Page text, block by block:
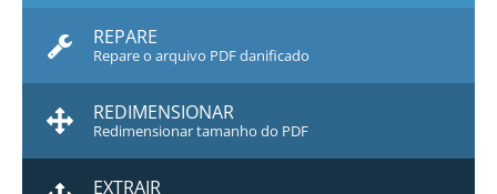
REPARE
Repare o arquivo PDF danificado
REDIMENSIONAR
Redimensionar tamanho do PDF
EXTRAIR